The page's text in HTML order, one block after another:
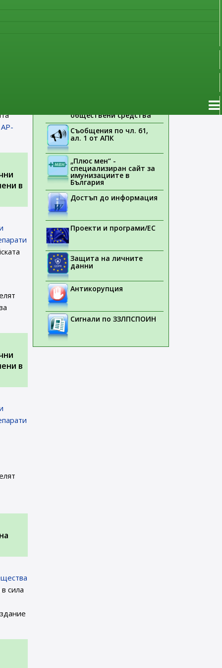
в
в
сила
обществени средства
Съобщения по чл. 61,
ал. 1 от АПК
„Плюс мен“ -
специализиран сайт за
имунизациите в
България
Достъп до информация
Проекти и програми/ЕС
Защита на личните
данни
Антикорупция
Сигнали по ЗЗЛПСПОИН